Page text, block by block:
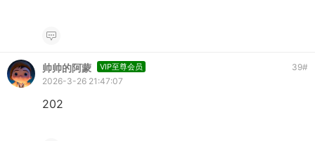
帅帅的阿蒙 VIP至尊会员 39#
2026-3-26 21:47:07
202